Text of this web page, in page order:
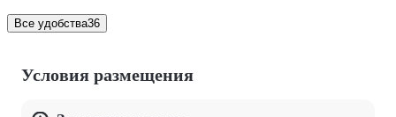
Все удобства36
Условия размещения